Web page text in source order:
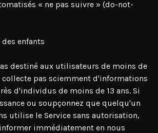
« ne pas suivre » (do-not-
enfants
destiné aux utilisateurs de moins de
collecte pas sciemment d'informations
d'individus de moins de 13 ans. Si
ou soupçonnez que quelqu'un
utilise le Service sans autorisation,
immédiatement en nous